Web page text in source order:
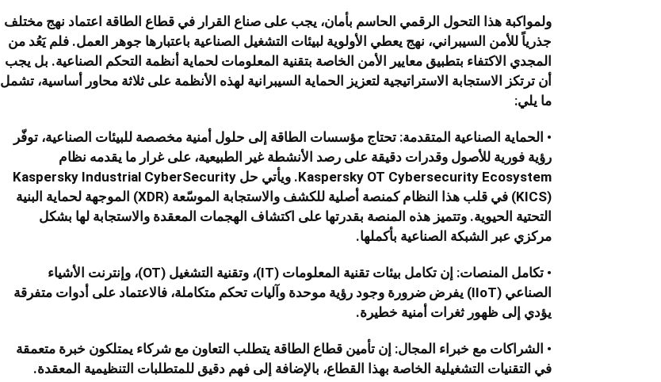
ولمواكبة هذا التحول الرقمي الحاسم بأمان، يجب على صناع القرار في قطاع الطاقة اعتماد نهج مختلف
جذرياً للأمن السيبراني، نهج يعطي الأولوية لبيئات التشغيل الصناعية باعتبارها جوهر العمل. فلم يَعُد من
المجدي الاكتفاء بتطبيق معايير الأمن الخاصة بتقنية المعلومات لحماية أنظمة التحكم الصناعية. بل يجب
أن ترتكز الاستجابة الاستراتيجية لتعزيز الحماية السيبرانية لهذه الأنظمة على ثلاثة محاور أساسية، تشمل
ما يلي:
• الحماية الصناعية المتقدمة: تحتاج مؤسسات الطاقة إلى حلول أمنية مخصصة للبيئات الصناعية، توفّر
رؤية فورية للأصول وقدرات دقيقة على رصد الأنشطة غير الطبيعية، على غرار ما يقدمه نظام
Kaspersky OT Cybersecurity Ecosystem. ويأتي حل Kaspersky Industrial CyberSecurity
(KICS) في قلب هذا النظام كمنصة أصلية للكشف والاستجابة الموسّعة (XDR) الموجهة لحماية البنية
التحتية الحيوية. وتتميز هذه المنصة بقدرتها على اكتشاف الهجمات المعقدة والاستجابة لها بشكل
مركزي عبر الشبكة الصناعية بأكملها.
• تكامل المنصات: إن تكامل بيئات تقنية المعلومات (IT)، وتقنية التشغيل (OT)، وإنترنت الأشياء
الصناعي (IIoT) يفرض ضرورة وجود رؤية موحدة وآليات تحكم متكاملة، فالاعتماد على أدوات متفرقة
يؤدي إلى ظهور ثغرات أمنية خطيرة.
• الشراكات مع خبراء المجال: إن تأمين قطاع الطاقة يتطلب التعاون مع شركاء يمتلكون خبرة متعمقة
في التقنيات التشغيلية الخاصة بهذا القطاع، بالإضافة إلى فهم دقيق للمتطلبات التنظيمية المعقدة.